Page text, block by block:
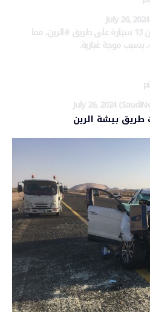
July 26, 2024
#الرين، مما
بسبب موجة غبارية.
July 26, 2024
طريق بيشة الرين